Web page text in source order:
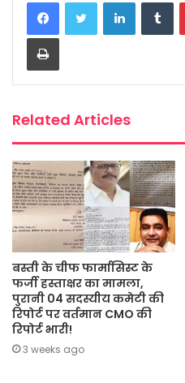
e
b
o
o
t
t
t
s
s
a
i
r
e
Print
Related Articles
बस्ती के चीफ फार्मासिस्ट के
फर्जी हस्ताक्षर का मामला,
पुरानी 04 सदस्यीय कमेटी की
रिपोर्ट पर वर्तमान CMO की
रिपोर्ट भारी!
3 weeks ago